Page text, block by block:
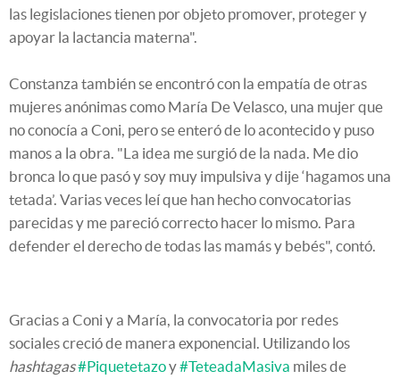
las legislaciones tienen por objeto promover, proteger y
apoyar la lactancia materna".
Constanza también se encontró con la empatía de otras
mujeres anónimas como María De Velasco, una mujer que
no conocía a Coni, pero se enteró de lo acontecido y puso
manos a la obra. "La idea me surgió de la nada. Me dio
bronca lo que pasó y soy muy impulsiva y dije ‘hagamos una
tetada’. Varias veces leí que han hecho convocatorias
parecidas y me pareció correcto hacer lo mismo. Para
defender el derecho de todas las mamás y bebés", contó.
Gracias a Coni y a María, la convocatoria por redes
sociales creció de manera exponencial. Utilizando los
hashtagas#Piquetetazoy#TeteadaMasiva miles de